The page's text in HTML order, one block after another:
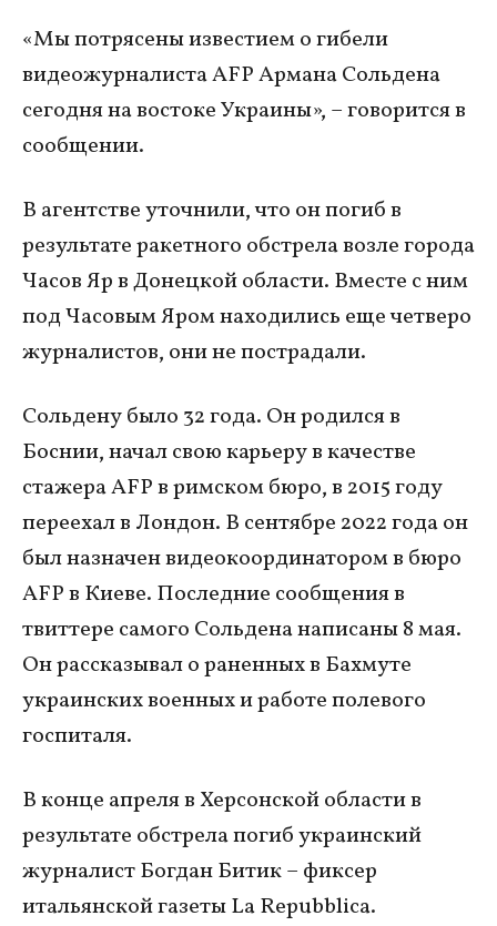
«Мы потрясены известием о гибели
видеожурналиста AFP Армана Сольдена
сегодня на востоке Украины», – говорится в
сообщении.
В агентстве уточнили, что он погиб в
результате ракетного обстрела возле города
Часов Яр в Донецкой области. Вместе с ним
под Часовым Яром находились еще четверо
журналистов, они не пострадали.
Сольдену было 32 года. Он родился в
Боснии, начал свою карьеру в качестве
стажера AFP в римском бюро, в 2015 году
переехал в Лондон. В сентябре 2022 года он
был назначен видеокоординатором в бюро
AFP в Киеве. Последние сообщения в
твиттере самого Сольдена написаны 8 мая.
Он рассказывал о раненных в Бахмуте
украинских военных и работе полевого
госпиталя.
В конце апреля в Херсонской области в
результате обстрела погиб украинский
журналист Богдан Битик – фиксер
итальянской газеты La Repubblica.